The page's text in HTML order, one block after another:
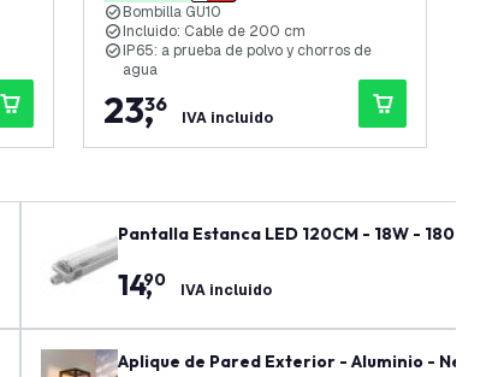
Bombilla GU10
Incluido: Cable de 200 cm
IP65: a prueba de polvo y chorros de
agua
23,
36
IVA incluido
Pantalla Estanca LED 120CM - 18W - 1800
14,
90 IVA incluido
Aplique de Pared Exterior - Aluminio - Negro